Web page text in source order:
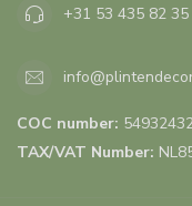
+31 53 435 82 35
COC number:
TAX/VAT Number: